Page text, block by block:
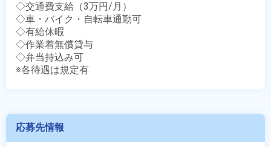
◇交通費支給（3万円/月）
◇車・バイク・自転車通勤可
◇有給休暇
◇作業着無償貸与
◇弁当持込み可
※各待遇は規定有
応募先情報